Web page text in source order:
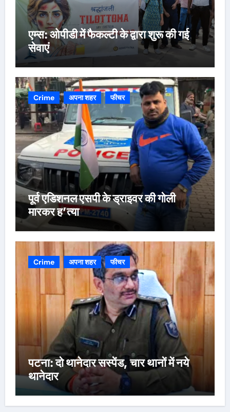
एम्स: ओपीडी में फैकल्टी के द्वारा शुरू की गई
सेवाएं
Crime अपना शहर फीचर
पूर्व एडिशनल एसपी के ड्राइवर की गोली
मारकर ह’त्या
Crime अपना शहर फीचर
पटना: दो थानेदार सस्पेंड, चार थानों में नये
थानेदार